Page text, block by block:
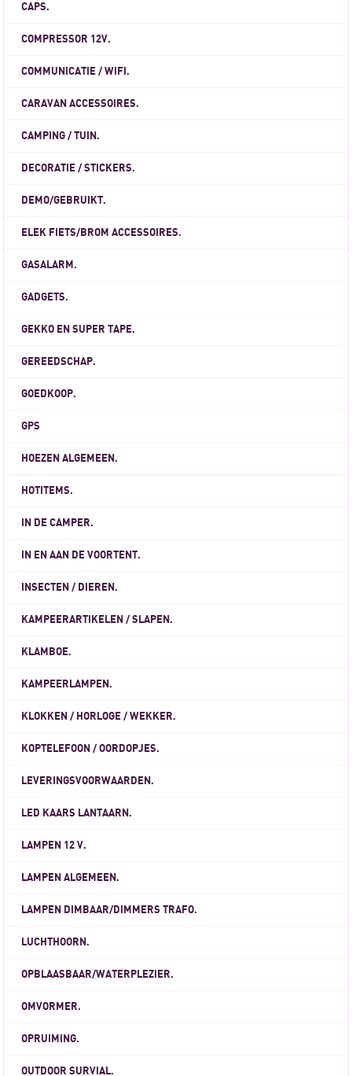
CAPS.
COMPRESSOR 12V.
COMMUNICATIE / WIFI.
CARAVAN ACCESSOIRES.
CAMPING / TUIN.
DECORATIE / STICKERS.
DEMO/GEBRUIKT.
ELEK FIETS/BROM ACCESSOIRES.
GASALARM.
GADGETS.
GEKKO EN SUPER TAPE.
GEREEDSCHAP.
GOEDKOOP.
GPS
HOEZEN ALGEMEEN.
HOTITEMS.
IN DE CAMPER.
IN EN AAN DE VOORTENT.
INSECTEN / DIEREN.
KAMPEERARTIKELEN / SLAPEN.
KLAMBOE.
KAMPEERLAMPEN.
KLOKKEN / HORLOGE / WEKKER.
KOPTELEFOON / OORDOPJES.
LEVERINGSVOORWAARDEN.
LED KAARS LANTAARN.
LAMPEN 12 V.
LAMPEN ALGEMEEN.
LAMPEN DIMBAAR/DIMMERS TRAFO.
LUCHTHOORN.
OPBLAASBAAR/WATERPLEZIER.
OMVORMER.
OPRUIMING.
OUTDOOR SURVIAL.